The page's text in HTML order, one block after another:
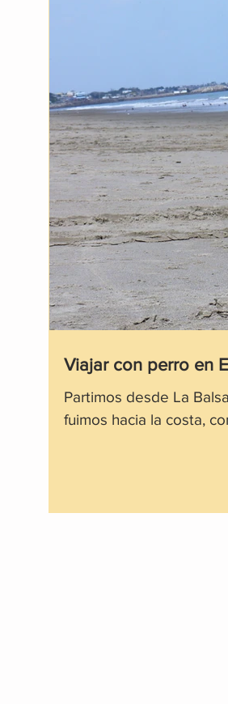
Viajar con perro en
Partimos desde La
fuimos hacia la costa,